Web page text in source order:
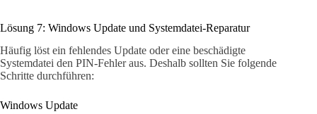
Lösung 7: Windows Update und Systemdatei-Reparatur
Häufig löst ein fehlendes Update oder eine beschädigte
Systemdatei den PIN-Fehler aus. Deshalb sollten Sie folgende
Schritte durchführen:
Windows Update